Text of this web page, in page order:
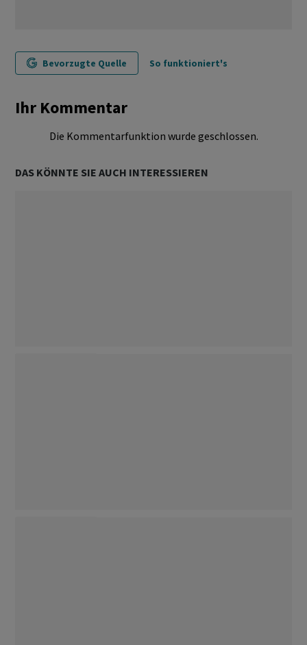
Bevorzugte Quelle So funktioniert's
Ihr Kommentar
Die Kommentarfunktion wurde geschlossen.
DAS KÖNNTE SIE AUCH INTERESSIEREN